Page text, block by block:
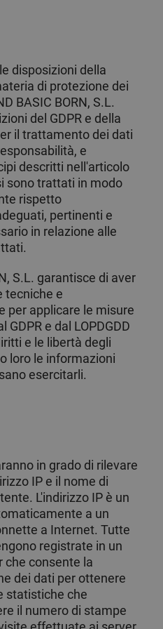
disposizioni della
di protezione dei
BASIC BORN, S.L.
del GDPR e della
il trattamento dei dati
e
descritti nell'articolo
sono trattati in modo
rispetto
pertinenti e
in relazione alle
S.L. garantisce di aver
tecniche e
per applicare le misure
e dal LOPDGDD
e le libertà degli
loro le informazioni
esercitarli.
in grado di rilevare
IP e il nome di
L'indirizzo IP è un
a un
a Internet. Tutte
registrate in un
che consente la
dei dati per ottenere
statistiche che
il numero di stampe
Analisi
Pubblicità
consentono le funzionalità
dell"utente e la
non può essere utilizzato
necessari.
/ Dominio Scadenza
Sessione
PHP. Si
generico
è
1 anno
Es
Google Privacy